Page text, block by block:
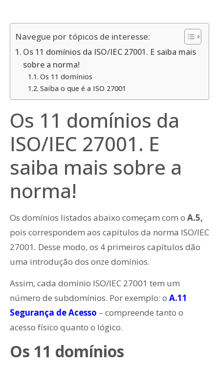
Navegue por tópicos de interesse:
Os 11 domínios da ISO/IEC 27001. E saiba mais
sobre a norma!
Os 11 domínios
Saiba o que é a ISO 27001
Os 11 domínios da
ISO/IEC 27001. E
saiba mais sobre a
norma!
Os domínios listados abaixo começam com o A.5,
pois correspondem aos capítulos da norma ISO/IEC
27001. Desse modo, os 4 primeiros capítulos dão
uma introdução dos onze domínios.
Assim, cada domínio ISO/IEC 27001 tem um
número de subdomínios. Por exemplo: o A.11
Segurança de Acesso – compreende tanto o
acesso físico quanto o lógico.
Os 11 domínios